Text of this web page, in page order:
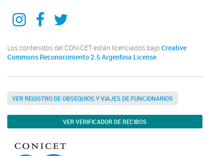
IIPGIIPG
IIPG
Los contenidos del CONICET están licenciados bajo Creative
Commons Reconocimiento 2.5 Argentina License
VER REGISTRO DE OBSEQUIOS Y VIAJES DE FUNCIONARIOS
VER VERIFICADOR DE RECIBOS